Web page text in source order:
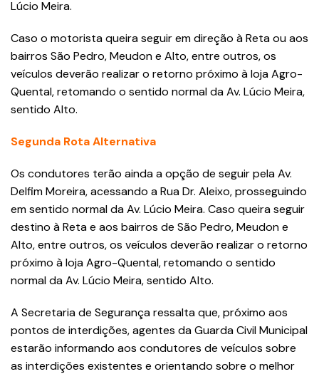
Lúcio Meira.
Caso o motorista queira seguir em direção à Reta ou aos
bairros São Pedro, Meudon e Alto, entre outros, os
veículos deverão realizar o retorno próximo à loja Agro-
Quental, retomando o sentido normal da Av. Lúcio Meira,
sentido Alto.
Segunda Rota Alternativa
Os condutores terão ainda a opção de seguir pela Av.
Delfim Moreira, acessando a Rua Dr. Aleixo, prosseguindo
em sentido normal da Av. Lúcio Meira. Caso queira seguir
destino à Reta e aos bairros de São Pedro, Meudon e
Alto, entre outros, os veículos deverão realizar o retorno
próximo à loja Agro-Quental, retomando o sentido
normal da Av. Lúcio Meira, sentido Alto.
A Secretaria de Segurança ressalta que, próximo aos
pontos de interdições, agentes da Guarda Civil Municipal
estarão informando aos condutores de veículos sobre
as interdições existentes e orientando sobre o melhor